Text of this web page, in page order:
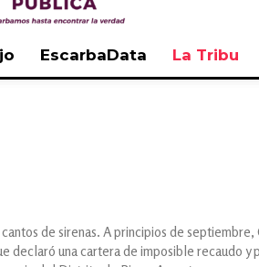
EscarbaData La Tribu
de sirenas. A principios de
declaró una cartera de imposible recaudo